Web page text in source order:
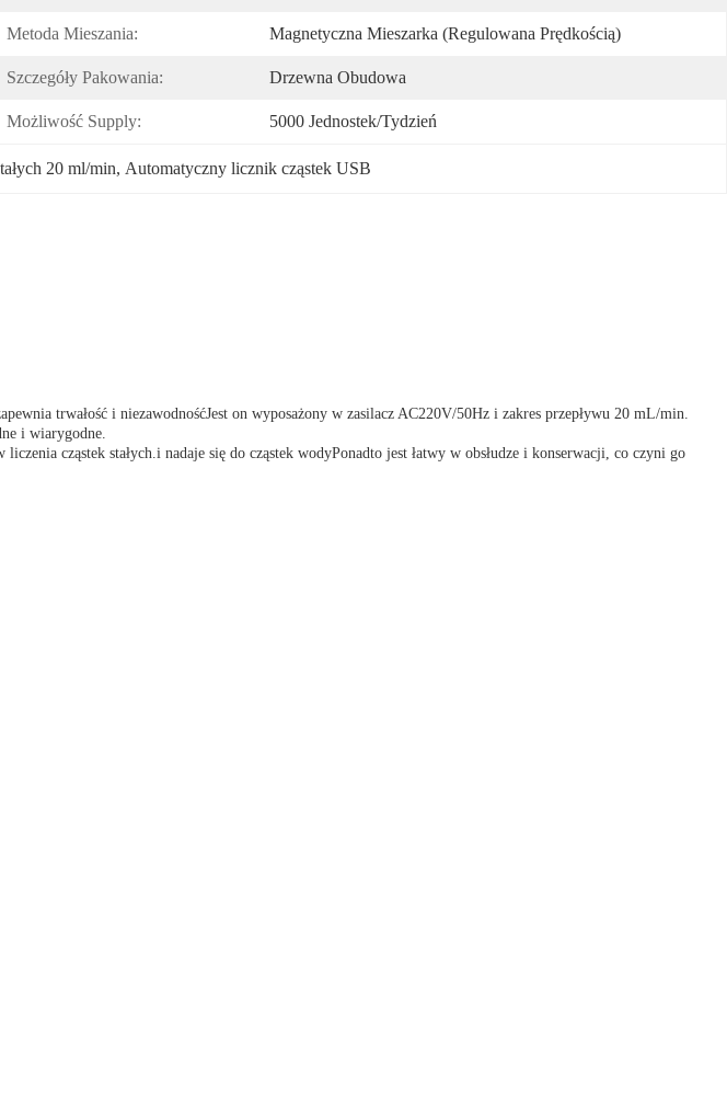
Metoda Mieszania: Magnetyczna Mieszarka (regulowana Prędkością)
Szczegóły Pakowania: Drzewna Obudowa
Możliwość Supply: 5000 Jednostek/tydzień
20 ml/min, Automatyczny licznik cząstek USB
trwałość i niezawodnośćJest on wyposażony w zasilacz AC220V/50Hz i zakres przepływu 20 mL/min.
i wiarygodne.
cząstek stałych.i nadaje się do cząstek wodyPonadto jest łatwy w obsłudze i konserwacji, co czyni go